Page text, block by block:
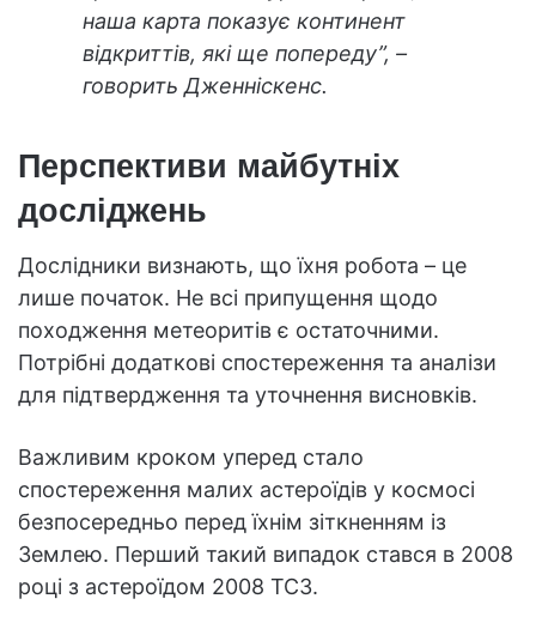
наша карта показує континент
відкриттів, які ще попереду”, –
говорить Дженніскенс.
Перспективи майбутніх
досліджень
Дослідники визнають, що їхня робота – це
лише початок. Не всі припущення щодо
походження метеоритів є остаточними.
Потрібні додаткові спостереження та аналізи
для підтвердження та уточнення висновків.
Важливим кроком уперед стало
спостереження малих астероїдів у космосі
безпосередньо перед їхнім зіткненням із
Землею. Перший такий випадок стався в 2008
році з астероїдом 2008 TC3.